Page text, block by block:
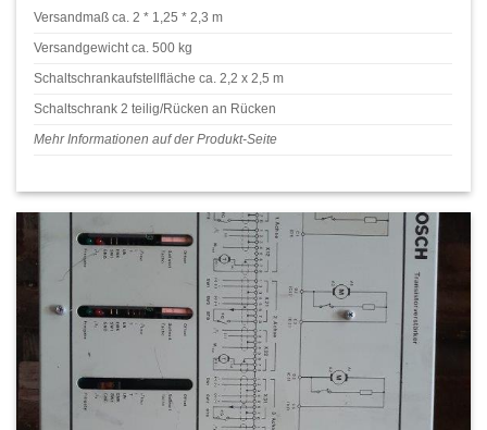
Versandmaß ca. 2 * 1,25 * 2,3 m
Versandgewicht ca. 500 kg
Schaltschrankaufstellfläche ca. 2,2 x 2,5 m
Schaltschrank 2 teilig/Rücken an Rücken
Mehr Informationen auf der Produkt-Seite